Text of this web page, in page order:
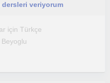
dersleri veriyorum
için Türkçe